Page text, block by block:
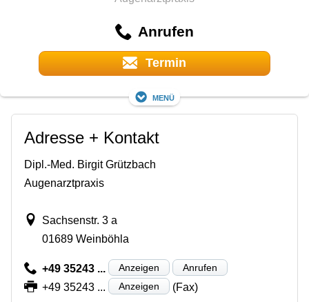
Anrufen
Termin
Menü
Adresse + Kontakt
Dipl.-Med. Birgit Grützbach
Augenarztpraxis
Sachsenstr. 3 a
01689 Weinböhla
+49 35243 ... Anzeigen Anrufen
+49 35243 ... Anzeigen (Fax)